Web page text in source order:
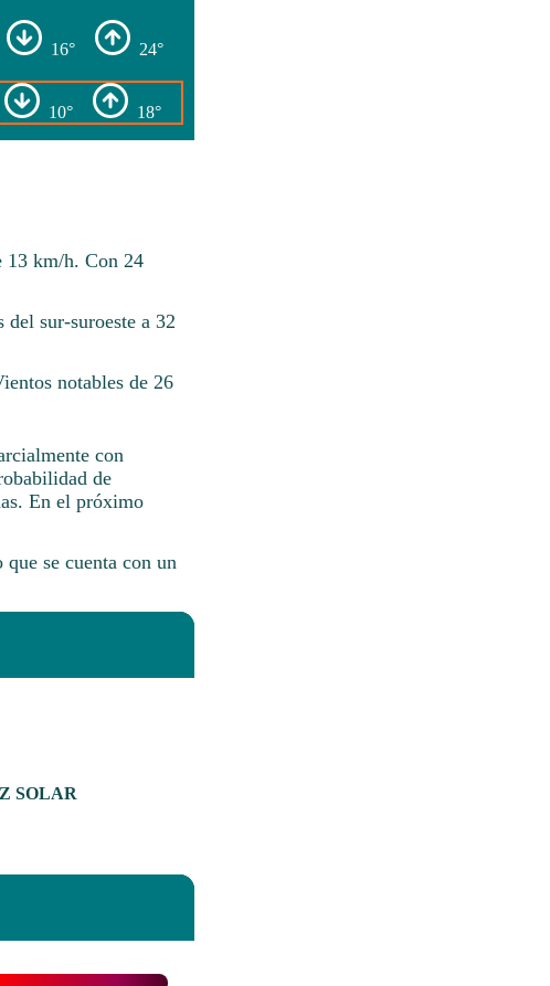
16° 24°
10° 18°
13 km/h. Con 24
sur-suroeste a 32
notables de 26
con
de
En el próximo
se cuenta con un
SOLAR